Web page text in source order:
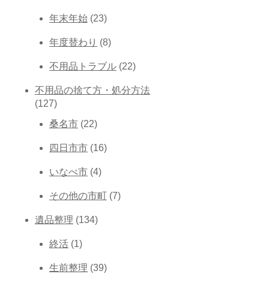
年末年始 (23)
年度替わり (8)
不用品トラブル (22)
不用品の捨て方・処分方法
(127)
桑名市 (22)
四日市市 (16)
いなべ市 (4)
その他の市町 (7)
遺品整理 (134)
終活 (1)
生前整理 (39)